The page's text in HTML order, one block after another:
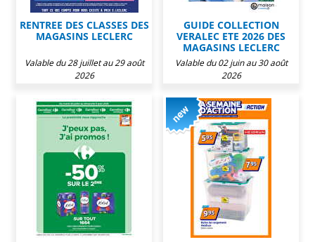
RENTREE DES CLASSES DES
MAGASINS LECLERC
Valable du 28 juillet au 29 août
2026
GUIDE COLLECTION
VERALEC ETE 2026 DES
MAGASINS LECLERC
Valable du 02 juin au 30 août
2026